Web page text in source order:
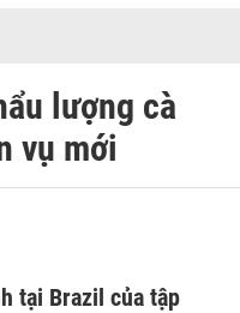
lượng cà
vụ mới
tại Brazil của tập